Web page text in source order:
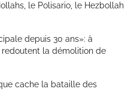
le Polisario, le Hezbollah
depuis 30 ans»: à
redoutent la démolition de
cache la bataille des